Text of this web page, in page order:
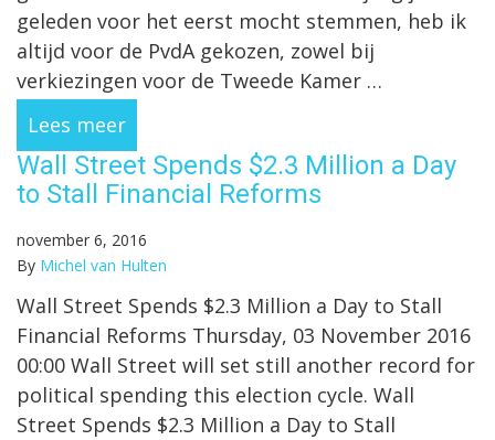
geleden voor het eerst mocht stemmen, heb ik
altijd voor de PvdA gekozen, zowel bij
verkiezingen voor de Tweede Kamer …
Lees meer
Wall Street Spends $2.3 Million a Day
to Stall Financial Reforms
november 6, 2016
By Michel van Hulten
Wall Street Spends $2.3 Million a Day to Stall
Financial Reforms Thursday, 03 November 2016
00:00 Wall Street will set still another record for
political spending this election cycle. Wall
Street Spends $2.3 Million a Day to Stall